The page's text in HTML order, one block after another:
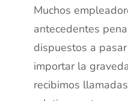
Muchos
antecedentes
dispuestos a
importar la
recibimos